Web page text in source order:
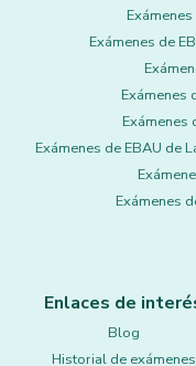
Exámenes de
Exámenes
Exámenes
Exámenes de EBAU de
Exámenes
Enlaces de
Blog
Historial de exámenes